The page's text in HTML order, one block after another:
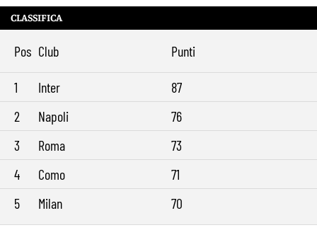
CLASSIFICA
Pos Club Punti
1 Inter
87
2
Napoli
76
3
Roma
73
4
Como
71
5
Milan 70